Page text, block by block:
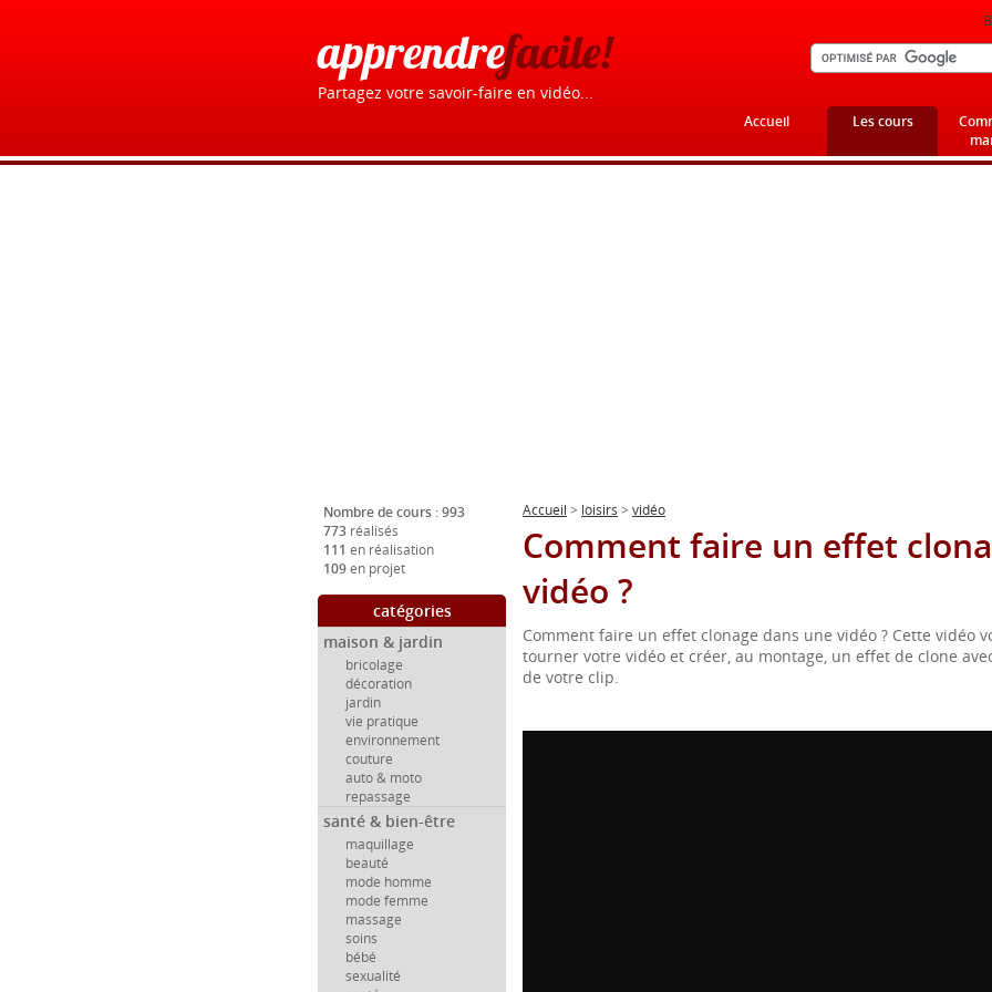
apprendrefacile!
Partagez votre savoir-faire en vidéo...
Accueil Les cours
Nombre de cours : 993
773 réalisés
111 en réalisation
109en projet
catégories
maison & jardin
bricolage
décoration
jardin
vie pratique
environnement
couture
auto & moto
repassage
santé & bien-être
maquillage
beauté
mode homme
mode femme
massage
soins
bébé
sexualité
Accueil > loisirs > vidéo
Comment faire un effet
vidéo ?
Comment faire un effet clonage dans une vidéo ? Cette vidéo
tourner votre vidéo et créer, au montage, un effet de clone
de votre clip.